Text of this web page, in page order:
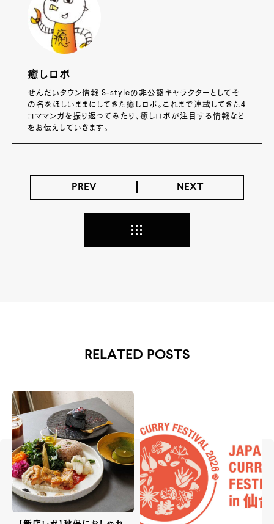
癒しロボ
せんだいタウン情報 S-styleの非公認キャラクターとしてそ
の名をほしいままにしてきた癒しロボ。これまで連載してきた4
コママンガを振り返ってみたり、癒しロボが注目する情報など
をお伝えしていきます。
PREV NEXT
RELATED POSTS